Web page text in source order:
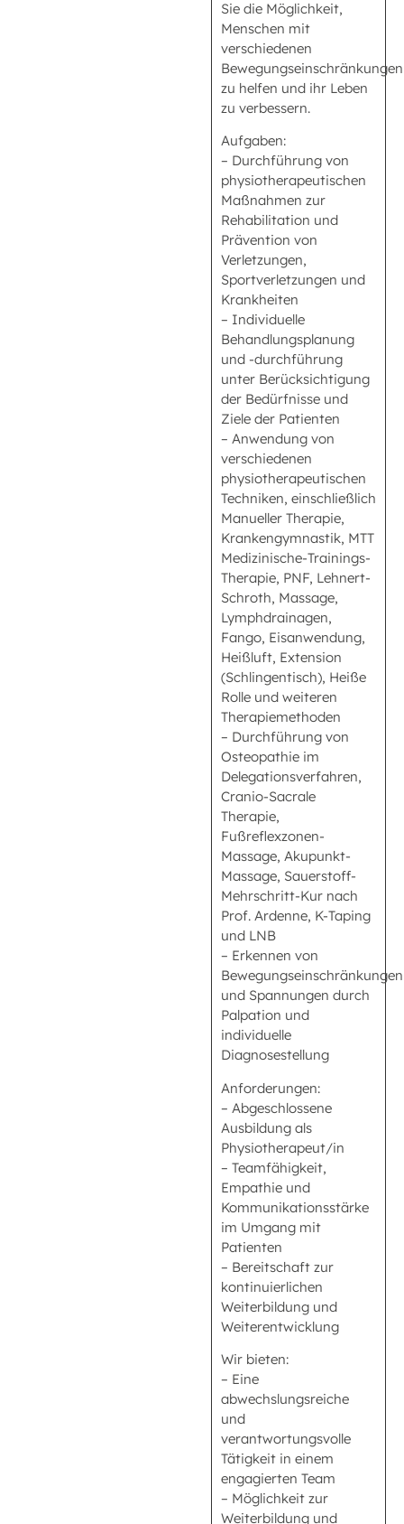
Sie die Möglichkeit,
Menschen mit
verschiedenen
Bewegungseinschränkungen
zu helfen und ihr Leben
zu verbessern.
Aufgaben:
– Durchführung von
physiotherapeutischen
Maßnahmen zur
Rehabilitation und
Prävention von
Verletzungen,
Sportverletzungen und
Krankheiten
– Individuelle
Behandlungsplanung
und -durchführung
unter Berücksichtigung
der Bedürfnisse und
Ziele der Patienten
– Anwendung von
verschiedenen
physiotherapeutischen
Techniken, einschließlich
Manueller Therapie,
Krankengymnastik, MTT
Medizinische-Trainings-
Therapie, PNF, Lehnert-
Schroth, Massage,
Lymphdrainagen,
Fango, Eisanwendung,
Heißluft, Extension
(Schlingentisch), Heiße
Rolle und weiteren
Therapiemethoden
– Durchführung von
Osteopathie im
Delegationsverfahren,
Cranio-Sacrale
Therapie,
Fußreflexzonen-
Massage, Akupunkt-
Massage, Sauerstoff-
Mehrschritt-Kur nach
Prof. Ardenne, K-Taping
und LNB
– Erkennen von
Bewegungseinschränkungen
und Spannungen durch
Palpation und
individuelle
Diagnosestellung
Anforderungen:
– Abgeschlossene
Ausbildung als
Physiotherapeut/in
– Teamfähigkeit,
Empathie und
Kommunikationsstärke
im Umgang mit
Patienten
– Bereitschaft zur
kontinuierlichen
Weiterbildung und
Weiterentwicklung
Wir bieten:
– Eine
abwechslungsreiche
und
verantwortungsvolle
Tätigkeit in einem
engagierten Team
– Möglichkeit zur
Weiterbildung und